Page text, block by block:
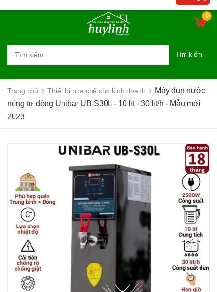
0
Tìm kiếm
Trang chủ Thiết bị pha chế cho kinh doanh
Máy đun nước
nóng tự động Unibar UB-S30L - 10 lít - 30 lít/h - Mẫu mới
2023